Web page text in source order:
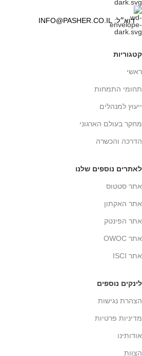
דוא״ל: INFO@PASHER.CO.IL
קטגוריות
ראשי
תחומי התמחות
ייעוץ למנהלים
מחקר בעולם הארגוני
הדרכה והכשרה
לאתרים נוספים שלנו
אתר סטטוס
אתר האקתון
אתר הפינטק
אתר OWOC
אתר ISCI
לינקים נוספים
הצהרת נגישות
מדיניות פרטיות
אודותינו
הצוות